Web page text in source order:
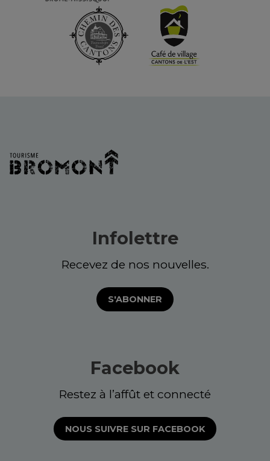
Infolettre
Recevez de nos nouvelles.
S'ABONNER
Facebook
Restez à l’affût et connecté
NOUS SUIVRE SUR FACEBOOK